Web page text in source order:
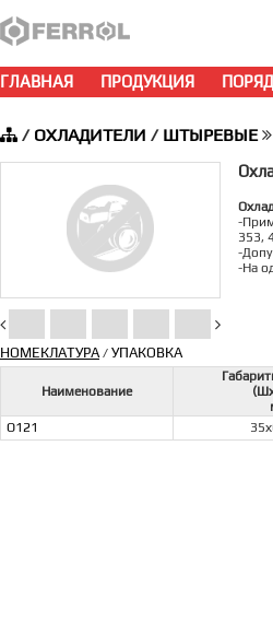
ГЛАВНАЯ ПРОДУКЦИЯ
/ ОХЛАДИТЕЛИ / ШТЫРЕВЫЕ
-
353,
-
-На
НОМЕКЛАТУРА/ УПАКОВКА
Наименование
О121